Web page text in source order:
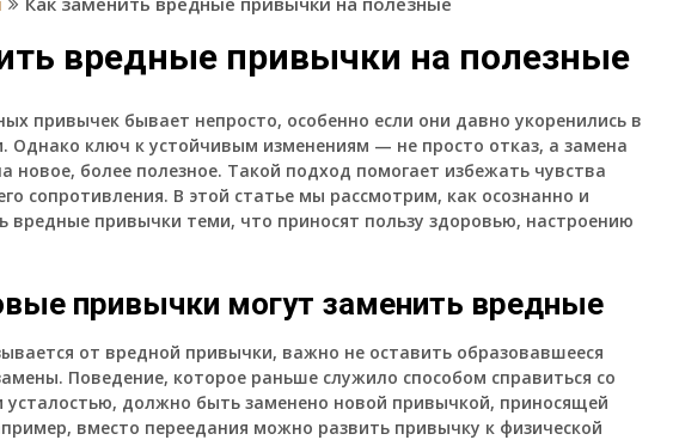
вредные привычки на полезные
привычек бывает непросто, особенно если они давно укоренились в
Однако ключ к устойчивым изменениям — не просто отказ, а замена
новое, более полезное. Такой подход помогает избежать чувства
сопротивления. В этой статье мы рассмотрим, как осознанно и
вредные привычки теми, что приносят пользу здоровью, настроению
привычки могут заменить вредные
от вредной привычки, важно не оставить образовавшееся
Поведение, которое раньше служило способом справиться со
усталостью, должно быть заменено новой привычкой, приносящей
вместо переедания можно развить привычку к физической